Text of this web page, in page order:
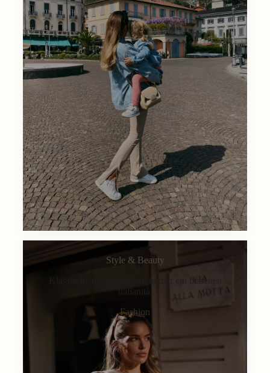
Style & Beauty
Klassisch, alltagstauglich, immer ein bisschen
Italianità.
Fashion